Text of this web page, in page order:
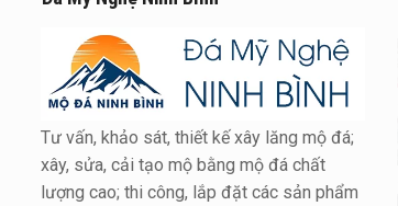
Tư vấn, khảo sát, thiết kế xây lăng mộ đá;
xây, sửa, cải tạo mộ bằng mộ đá chất
lượng cao; thi công, lắp đặt các sản phẩm
Xây Lăng Mộ đá uy tín trên
toàn quốc – Đá Mỹ Nghệ Ninh
Bình
Báo giá xây Mộ đá đôi 1 mái
đẹp tại Ninh Bình cuối năm